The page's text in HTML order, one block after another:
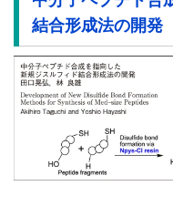
結合形成法の開発